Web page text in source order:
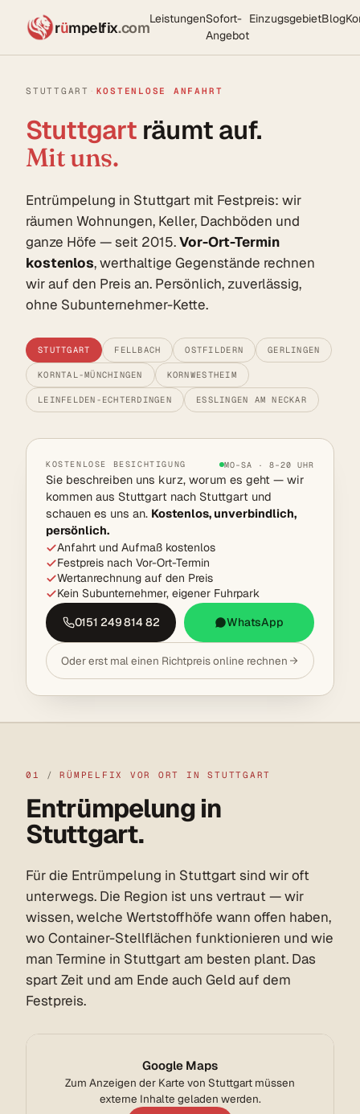
rümpelfix.comLeistungenSofort-
Angebot
EinzugsgebietBlog
STUTTGART · KOSTENLOSE ANFAHRT
Stuttgart räumt auf.
Mit uns.
Entrümpelung in Stuttgart mit Festpreis: wir
räumen Wohnungen, Keller, Dachböden und
ganze Höfe — seit 2015.Vor-Ort-Termin
kostenlos, werthaltige Gegenstände rechnen
wir auf den Preis an. Persönlich, zuverlässig,
ohne Subunternehmer-Kette.
STUTTGART FELLBACH OSTFILDERN GERLINGEN
KORNTAL-MÜNCHINGEN KORNWESTHEIM
LEINFELDEN-ECHTERDINGEN ESSLINGEN AM NECKAR
KOSTENLOSE BESICHTIGUNG MO–SA · 8–20 UHR
Sie beschreiben uns kurz, worum es geht — wir
kommen aus Stuttgart nach Stuttgart und
schauen es uns an. Kostenlos, unverbindlich,
persönlich.
Anfahrt und Aufmaß kostenlos
Festpreis nach Vor-Ort-Termin
Wertanrechnung auf den Preis
Kein Subunternehmer, eigener Fuhrpark
0151 249 814 82
WhatsApp
Oder erst mal einen Richtpreis online rechnen
01 / RÜMPELFIX VOR ORT IN STUTTGART
Entrümpelung in
Stuttgart.
Für die Entrümpelung in Stuttgart sind wir oft
unterwegs. Die Region ist uns vertraut — wir
wissen, welche Wertstoffhöfe wann offen haben,
wo Container-Stellflächen funktionieren und wie
man Termine in Stuttgart am besten plant. Das
spart Zeit und am Ende auch Geld auf dem
Festpreis.
Google Maps
Zum Anzeigen der Karte von Stuttgart müssen
externe Inhalte geladen werden.